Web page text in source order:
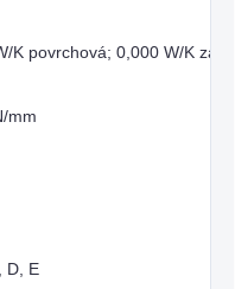
K povrchová; 0,000 W/K
mm
D, E